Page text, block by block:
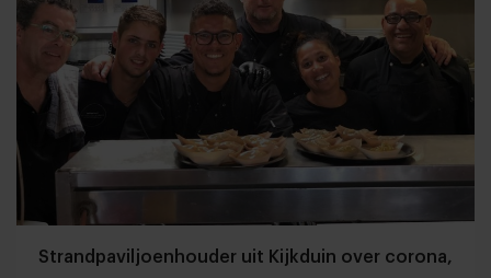
Strandpaviljoenhouder uit Kijkduin over corona,